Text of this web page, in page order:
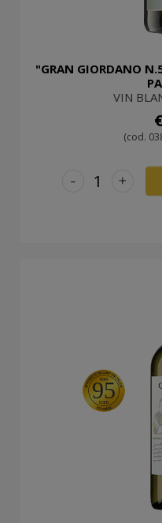
"GRAN GIORDANO
VIN
(cod.
+
-
95